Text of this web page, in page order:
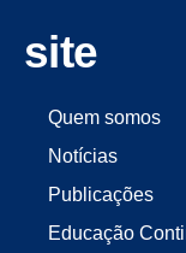
site
Quem somos
Notícias
Publicações
Educação